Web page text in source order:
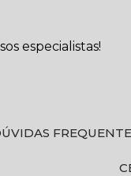
especialistas!
DÚVIDAS